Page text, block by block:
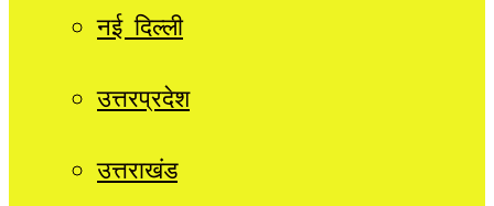
नई दिल्ली
उत्तरप्रदेश
उत्तराखंड